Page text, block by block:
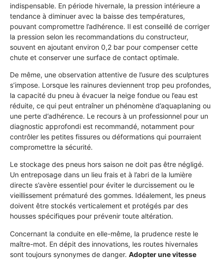
indispensable. En période hivernale, la pression intérieure a
tendance à diminuer avec la baisse des températures,
pouvant compromettre l’adhérence. Il est conseillé de corriger
la pression selon les recommandations du constructeur,
souvent en ajoutant environ 0,2 bar pour compenser cette
chute et conserver une surface de contact optimale.
De même, une observation attentive de l’usure des sculptures
s’impose. Lorsque les rainures deviennent trop peu profondes,
la capacité du pneu à évacuer la neige fondue ou l’eau est
réduite, ce qui peut entraîner un phénomène d’aquaplaning ou
une perte d’adhérence. Le recours à un professionnel pour un
diagnostic approfondi est recommandé, notamment pour
contrôler les petites fissures ou déformations qui pourraient
compromettre la sécurité.
Le stockage des pneus hors saison ne doit pas être négligé.
Un entreposage dans un lieu frais et à l’abri de la lumière
directe s’avère essentiel pour éviter le durcissement ou le
vieillissement prématuré des gommes. Idéalement, les pneus
doivent être stockés verticalement et protégés par des
housses spécifiques pour prévenir toute altération.
Concernant la conduite en elle-même, la prudence reste le
maître-mot. En dépit des innovations, les routes hivernales
sont toujours synonymes de danger. Adopter une vitesse